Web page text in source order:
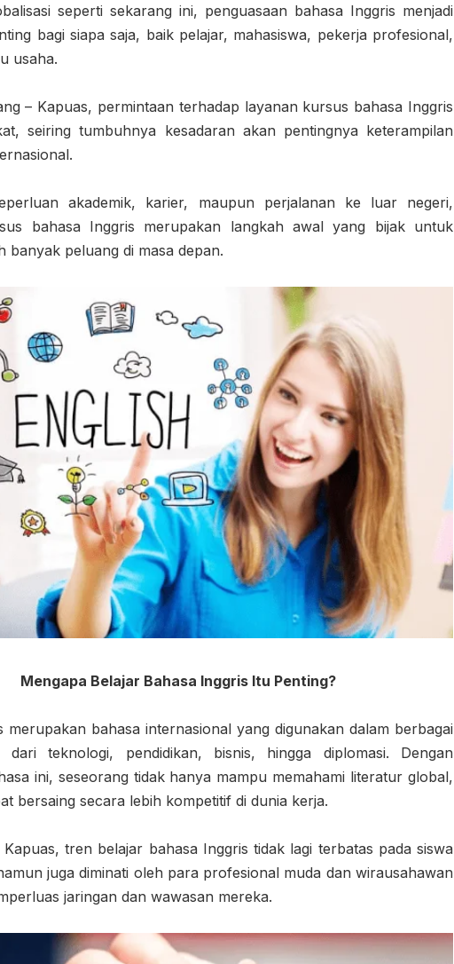
seperti sekarang ini, penguasaan bahasa Inggris menjadi
bagi siapa saja, baik pelajar, mahasiswa, pekerja profesional,
usaha.
– Kapuas, permintaan terhadap layanan kursus bahasa Inggris
seiring tumbuhnya kesadaran akan pentingnya keterampilan
akademik, karier, maupun perjalanan ke luar negeri,
bahasa Inggris merupakan langkah awal yang bijak untuk
banyak peluang di masa depan.
Mengapa Belajar Bahasa Inggris Itu Penting?
merupakan bahasa internasional yang digunakan dalam berbagai
dari teknologi, pendidikan, bisnis, hingga diplomasi. Dengan
ini, seseorang tidak hanya mampu memahami literatur global,
bersaing secara lebih kompetitif di dunia kerja.
Kapuas, tren belajar bahasa Inggris tidak lagi terbatas pada siswa
juga diminati oleh para profesional muda dan wirausahawan
jaringan dan wawasan mereka.